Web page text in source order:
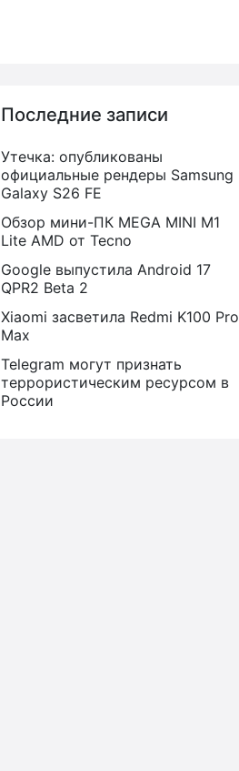
Последние записи
Утечка: опубликованы
официальные рендеры Samsung
Galaxy S26 FE
Обзор мини-ПК MEGA MINI M1
Lite AMD от Tecno
Google выпустила Android 17
QPR2 Beta 2
Xiaomi засветила Redmi K100 Pro
Max
Telegram могут признать
террористическим ресурсом в
России